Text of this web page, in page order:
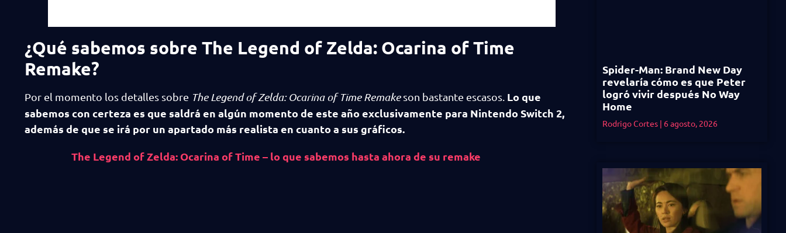
¿Qué sabemos sobre The Legend of Zelda: Ocarina of Time
Remake?
Por el momento los detalles sobre The Legend of Zelda: Ocarina of Time Remakeson bastante escasos. Lo que
sabemos con certeza es que saldrá en algún momento de este año exclusivamente para Nintendo Switch 2,
además de que se irá por un apartado más realista en cuanto a sus gráficos.
The Legend of Zelda: Ocarina of Time – lo que sabemos hasta ahora de su remake
Spider-Man: Brand New Day
revelaría cómo es que Peter
logró vivir después No Way
Home
Rodrigo Cortes 6 agosto, 2026